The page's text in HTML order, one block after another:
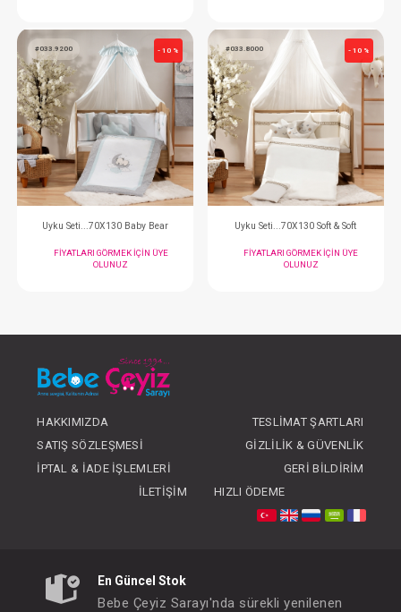
Uyku Seti...70X130 Başak
FIYATLARI GÖRMEK IÇIN ÜYE
OLUNUZ
Uyku Seti...70X130
FIYATLARI
OLUNUZ
#033.9200 - 10 %
Uyku Seti...70X130 Baby Bear
FIYATLARI GÖRMEK IÇIN ÜYE
FIYATLARI
HAKKIMIZDA
TESLIMAT ŞARTLARI
SATIŞ SÖZLEŞMESI
GIZLILIK & GÜVENLIK
İPTAL & İADE İŞLEMLERI
GERI BILDIRIM
İLETIŞIM
HIZLI ÖDEME
En Güncel Stok
Bebe Çeyiz Sarayı'nda sürekli yenilenen